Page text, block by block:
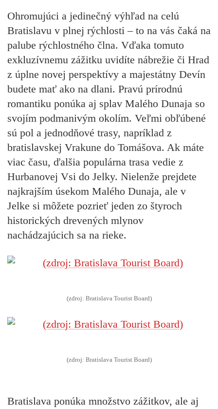
Ohromujúci a jedinečný výhľad na celú
Bratislavu v plnej rýchlosti – to na vás čaká na
palube rýchlostného člna. Vďaka tomuto
exkluzívnemu zážitku uvidíte nábrežie či Hrad
z úplne novej perspektívy a majestátny Devín
budete mať ako na dlani. Pravú prírodnú
romantiku ponúka aj splav Malého Dunaja so
svojím podmanivým okolím. Veľmi obľúbené
sú pol a jednodňové trasy, napríklad z
bratislavskej Vrakune do Tomášova. Ak máte
viac času, ďalšia populárna trasa vedie z
Hurbanovej Vsi do Jelky. Nielenže prejdete
najkrajším úsekom Malého Dunaja, ale v
Jelke si môžete pozrieť jeden zo štyroch
historických drevených mlynov
nachádzajúcich sa na rieke.
(zdroj: Bratislava Tourist Board)
(zdroj: Bratislava Tourist Board)
Bratislava ponúka množstvo zážitkov, ale aj